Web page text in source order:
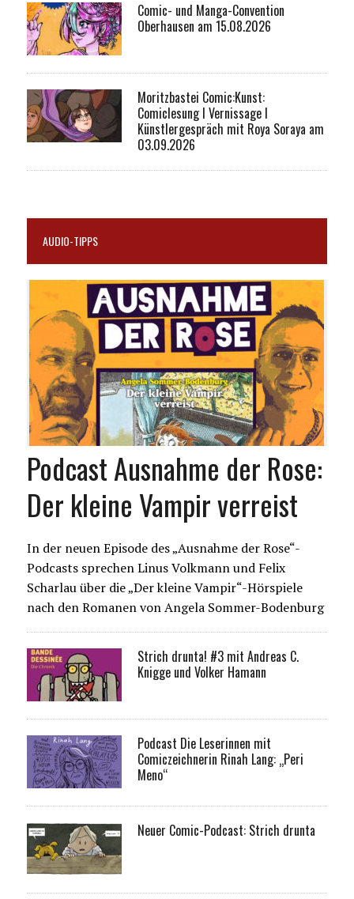
Comic- und Manga-Convention
Oberhausen am 15.08.2026
Moritzbastei Comic:Kunst:
Comiclesung I Vernissage I
Künstlergespräch mit Roya Soraya am
03.09.2026
AUDIO-TIPPS
Podcast Ausnahme der Rose:
Der kleine Vampir verreist
In der neuen Episode des „Ausnahme der Rose“-
Podcasts sprechen Linus Volkmann und Felix
Scharlau über die „Der kleine Vampir“-Hörspiele
nach den Romanen von Angela Sommer-Bodenburg
Strich drunta! #3 mit Andreas C.
Knigge und Volker Hamann
Podcast Die Leserinnen mit
Comiczeichnerin Rinah Lang: „Peri
Meno“
Neuer Comic-Podcast: Strich drunta